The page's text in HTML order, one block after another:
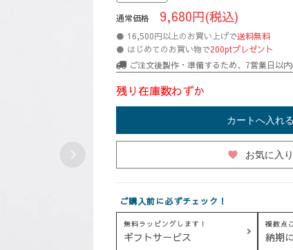
通常価格 9,680円(税込)
● 16,500円以上のお買い上げで送料無料
● はじめてのお買い物で200ptプレゼント
ご注文後製作・準備するため、7営業日以内
残り在庫数わずか
カートへ入れる
favorite お気に入り
ご購入前に必ずチェック！
無料ラッピングします！
ギフトサービス
複数点
納期